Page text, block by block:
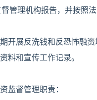
管理机构报告，并按照
开展反洗钱和反恐怖融资
料和宣传工作记录。
监督管理职责：